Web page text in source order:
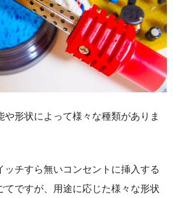
や形状によって様々な種類がありま
ッチすら無いコンセントに挿入する
てですが、用途に応じた様々な形状